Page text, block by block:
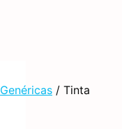
Genéricas / Tinta